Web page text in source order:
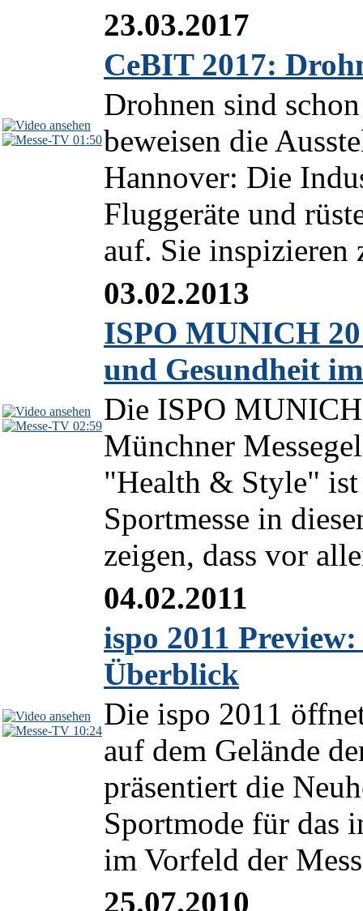
01:50
23.03.2017
CeBIT 2017:
Drohnen sind
beweisen die
Hannover: Die
Fluggeräte und
auf. Sie inspizieren
02:59
03.02.2013
ISPO MUNICH
und Gesundheit
Die ISPO
Münchner
"Health & Style" ist
Sportmesse in
zeigen, dass vor
10:24
04.02.2011
ispo 2011
Überblick
Die ispo 2011
auf dem Gelände
präsentiert die
Sportmode für das
im Vorfeld der
25.07.2010